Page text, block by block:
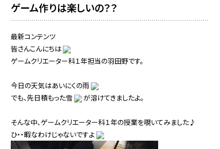
ゲーム作りは楽しいの？？
最新コンテンツ
皆さんこんにちは
ゲームクリエーター科１年担当の羽田野です。
今日の天気はあいにくの雨
でも、先日積もった雪
が溶けてきましたよ。
そんな中、ゲームクリエーター科１年の授業を覗いてみました♪
ひ・・暇なわけじゃないですよ